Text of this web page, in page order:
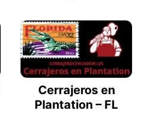
Cerrajeros en
Plantation – FL